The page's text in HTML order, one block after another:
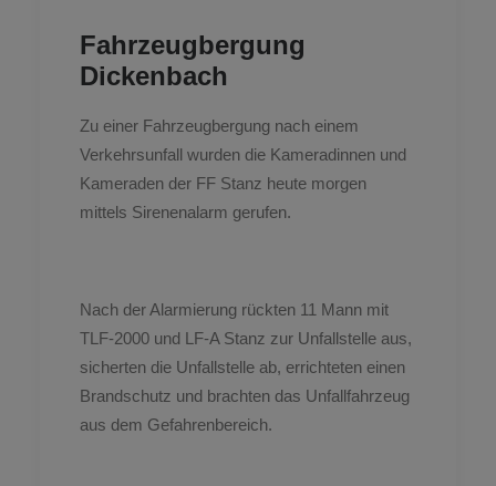
Fahrzeugbergung
Dickenbach
Zu einer Fahrzeugbergung nach einem
Verkehrsunfall wurden die Kameradinnen und
Kameraden der FF Stanz heute morgen
mittels Sirenenalarm gerufen.
Nach der Alarmierung rückten 11 Mann mit
TLF-2000 und LF-A Stanz zur Unfallstelle aus,
sicherten die Unfallstelle ab, errichteten einen
Brandschutz und brachten das Unfallfahrzeug
aus dem Gefahrenbereich.